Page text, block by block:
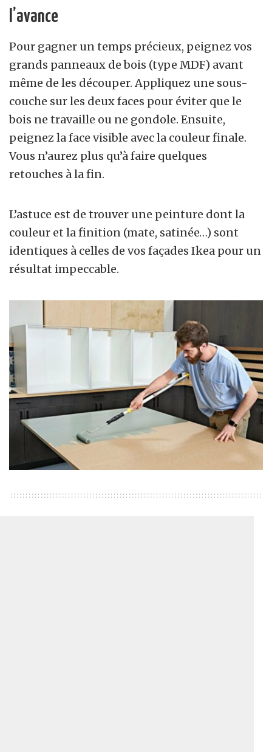
l’avance
Pour gagner un temps précieux, peignez vos
grands panneaux de bois (type MDF) avant
même de les découper. Appliquez une sous-
couche sur les deux faces pour éviter que le
bois ne travaille ou ne gondole. Ensuite,
peignez la face visible avec la couleur finale.
Vous n’aurez plus qu’à faire quelques
retouches à la fin.
L’astuce est de trouver une peinture dont la
couleur et la finition (mate, satinée…) sont
identiques à celles de vos façades Ikea pour un
résultat impeccable.